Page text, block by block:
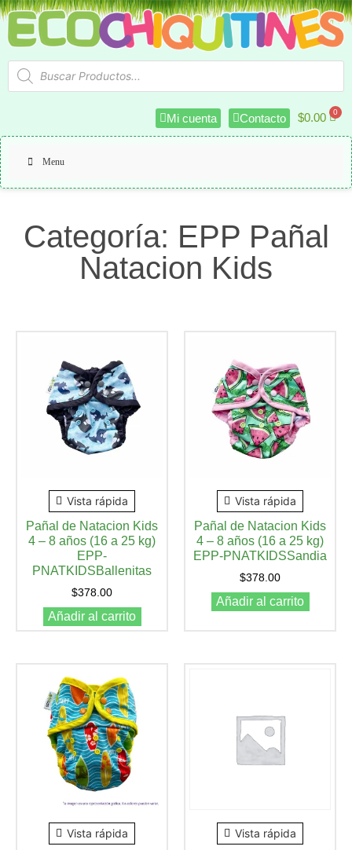
Mi cuenta Contacto $0.00
Menu
Categoría: EPP Pañal
Natacion Kids
Vista rápida
Pañal de Natacion Kids
4 – 8 años (16 a 25 kg)
EPP-
PNATKIDSBallenitas
$378.00
Añadir al carrito
Vista rápida
Pañal de Natacion Kids
4 – 8 años (16 a 25 kg)
EPP-PNATKIDSSandia
$378.00
Añadir al carrito
Vista rápida
Vista rápida